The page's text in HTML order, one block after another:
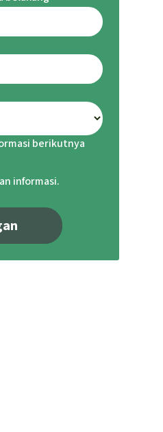
berikutnya
informasi.